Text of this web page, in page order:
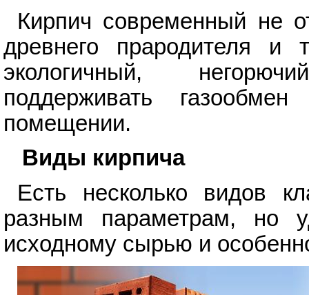
Кирпич современный не
древнего прародителя и
экологичный,
поддерживать
помещении.
Виды кирпича
Есть несколько видов
разным параметрам, но
исходному сырью и